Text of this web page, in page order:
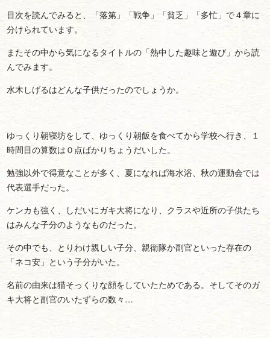
目次を読んでみると、「落第」「戦争」「貧乏」「多忙」で４章に
分けられています。
またその中から気になるタイトルの「熱中した趣味と遊び」から読
んでみます。
水木しげるはどんな子供だったのでしょうか。
ゆっくり朝寝坊をして、ゆっくり朝飯を食べてから学校へ行き、１
時間目の算数は０点ばかりちょうだいした。
勉強以外で得意なことが多く、夏になれば海水浴、秋の運動会では
代表選手だった。
ケンカも強く、しだいにガキ大将になり、クラスや近所の子供たち
はみんな子分のようなものだった。
その中でも、とりわけ親しい子分、親衛隊か副官といった存在の
「ネコ安」という子分がいた。
名前の由来は猫そっくりな顔をしていたためである。そしてそのガ
キ大将と副官のいたずらの数々…